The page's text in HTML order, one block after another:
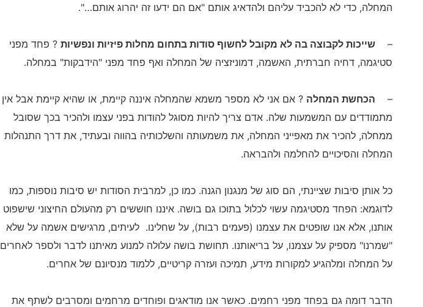
המחלה, כדי לא להכביד עליהם ולהדאיג אותם "אם הם ידעו זה יהרוג אותם…".
– שייכות לקבוצה בה לא מקובל לחשוף סודות בתחום מחלות פיזיות ונפשיות ? פחד מפני
סטיגמה, דחיה חברתית, האשמה, דמוניזציה של המחלה ואף פחד מפני "הידבקות" במחלה.
– הכחשת המחלה ? אם אני לא מספר משמא שהמחלה איננה קיימת, או שהיא קיימת אבל אין
מתמודדים עם המשמעות שלה. אדם צריך להיות מסוגל להודות בפני עצמו ולהכיר בכך שסובל
ממחלה, להכיר את מאפייני המחלה, את משמעותה והשלכותיה בהווה ובעתיד, את דרך התנהלות
המחלה והסיכויים להחלמה ולהבראה.
כל אותן סיבות שציינתי, הם סוג של מנגנון הגנה. כמו כן, למרבית הסודות יש סיבות נוספות, כמו
לדוגמא: הפחד מסטיגמה עשוי לכלול בתוכו גם בושה. איננו חוששים רק מהעולם החיצוני שישפוט
אותנו, אלא אנו שופטים את עצמנו (פעמים רבות), על שחלינו. לעיתים, מרגישים אשמה על שלא
"שמרנו" מספיק על עצמנו, על בריאותנו. תחושת בושה עלולה למנוע מאיתנו לדבר ולספר לאחרים
על המחלה ומלהגיע למקורות מידע, תמיכה ועזרה קריטיים, ללמוד מנסיונם של אחרים.
הדבר דומה גם בפחד מפני רחמים. כאשר אנו מודאגים ופוחדים מרחמים ומסרבים לשתף את